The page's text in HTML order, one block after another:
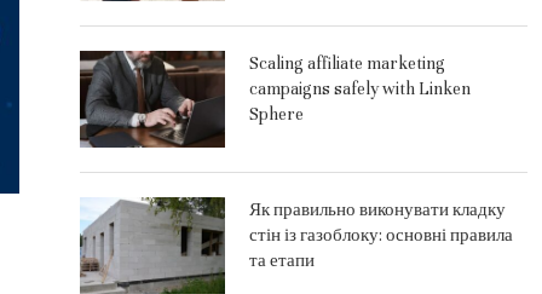
Scaling affiliate marketing
campaigns safely with Linken
Sphere
Як правильно виконувати кладку
стін із газоблоку: основні правила
та етапи